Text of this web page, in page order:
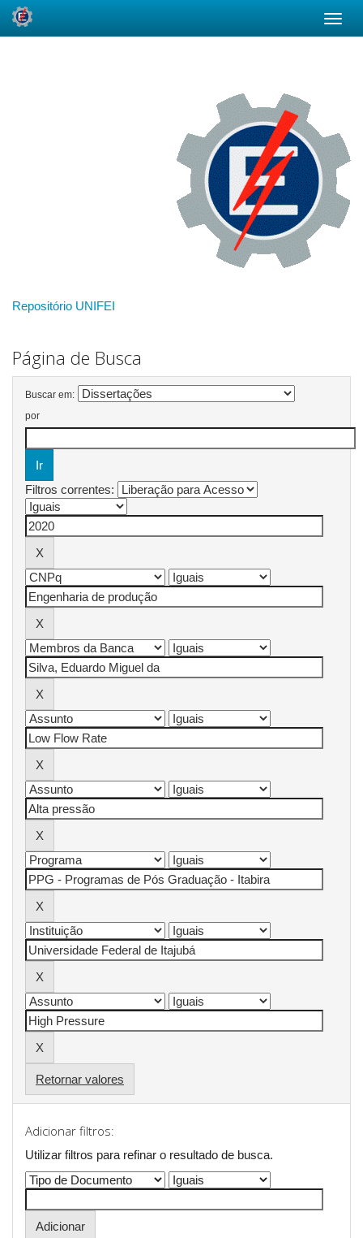
Repositório UNIFEI
Página de Busca
Buscar em:
por
Filtros correntes:
Retornar valores
Adicionar filtros:
Utilizar filtros para refinar o resultado de busca.